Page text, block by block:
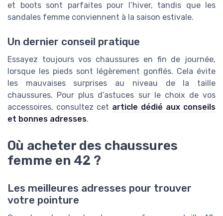
et boots sont parfaites pour l’hiver, tandis que les
sandales femme conviennent à la saison estivale.
Un dernier conseil pratique
Essayez toujours vos chaussures en fin de journée,
lorsque les pieds sont légèrement gonflés. Cela évite
les mauvaises surprises au niveau de la taille
chaussures. Pour plus d’astuces sur le choix de vos
accessoires, consultez cet article dédié aux conseils
et bonnes adresses.
Où acheter des chaussures
femme en 42 ?
Les meilleures adresses pour trouver
votre pointure